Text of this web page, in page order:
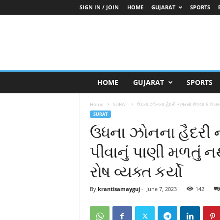
SIGN IN / JOIN HOME GUJARAT SPORTS
a
HOME GUJARAT SPORTS
Home SURAT ઉધના ઝોનના હૈદરી નગરમાં છેલ્લા 8
SURAT
ઉધના ઝોનના હૈદરી
પીવાનું પાણી મળતું
રોષ વ્યક્ત કર્યો
By krantisamayguj- June 7, 2023 142